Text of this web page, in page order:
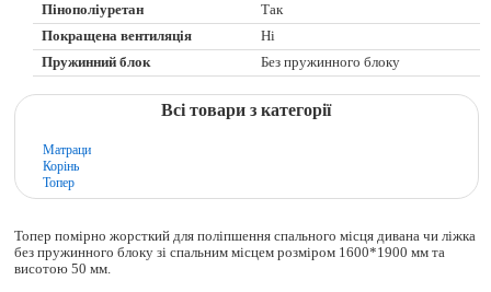
Пінополіуретан
Так
Покращена вентиляція
Ні
Пружинний блок
Без пружинного блоку
Всі товари з категорії
Матраци
Корінь
Топер
Топер помірно жорсткий для поліпшення спального місця дивана чи ліжка
без пружинного блоку зі спальним місцем розміром 1600*1900 мм та
висотою 50 мм.